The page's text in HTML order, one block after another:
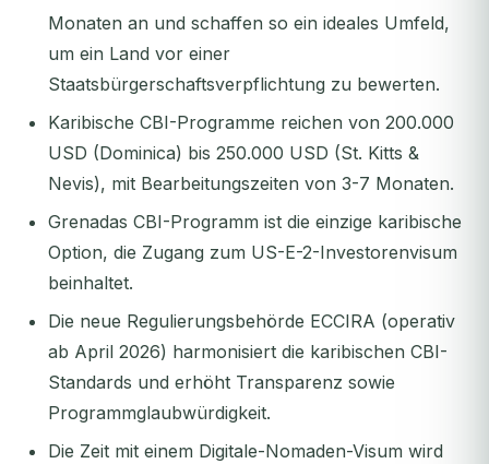
Monaten an und schaffen so ein ideales Umfeld,
um ein Land vor einer
Staatsbürgerschaftsverpflichtung zu bewerten.
Karibische CBI-Programme reichen von 200.000
USD (Dominica) bis 250.000 USD (St. Kitts &
Nevis), mit Bearbeitungszeiten von 3-7 Monaten.
Grenadas CBI-Programm ist die einzige karibische
Option, die Zugang zum US-E-2-Investorenvisum
beinhaltet.
Die neue Regulierungsbehörde ECCIRA (operativ
ab April 2026) harmonisiert die karibischen CBI-
Standards und erhöht Transparenz sowie
Programmglaubwürdigkeit.
Die Zeit mit einem Digitale-Nomaden-Visum wird